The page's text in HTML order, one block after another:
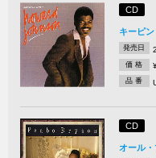
CD
キーピ
発売日
価 格
品 番
CD
オール